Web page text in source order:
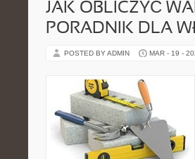
JAK OBLICZYĆ
PORADNIK DLA
POSTED BY ADMIN MAR - 19 -